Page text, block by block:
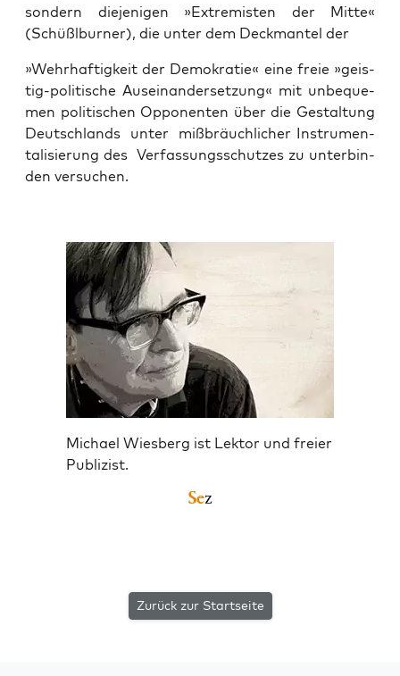
son­dern die­je­ni­gen »Extre­mis­ten der Mit­te«
(Schüßlb­ur­ner), die unter dem Deck­man­tel der
»Wehr­haf­tig­keit der Demo­kra­tie« eine freie »geis­
tig-poli­ti­sche Aus­ein­an­der­set­zung« mit unbe­que­
men poli­ti­schen Oppo­nen­ten über die Gestal­tung
Deutsch­lands unter miß­bräuch­li­cher Instru­men­
ta­li­sie­rung des Ver­fas­sungs­schut­zes zu unter­bin­
den versuchen.
Michael Wiesberg ist Lektor und freier
Publizist.
Zurück zur Startseite